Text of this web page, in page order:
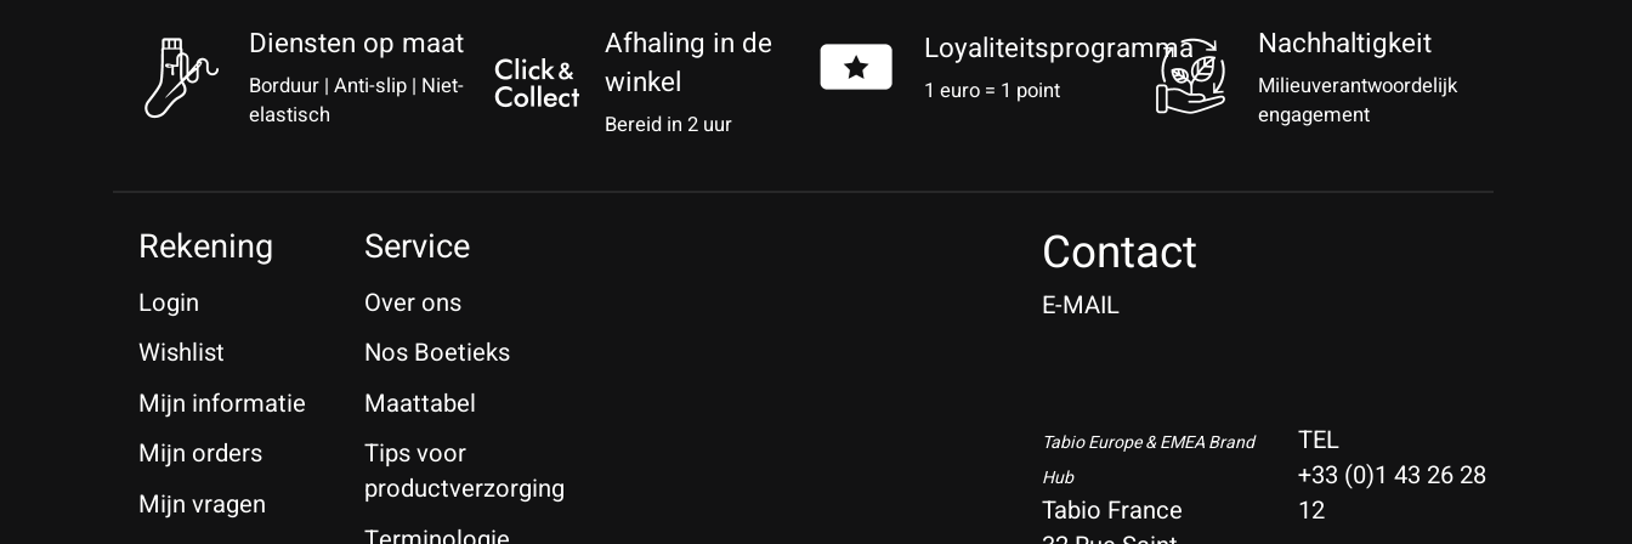
Diensten op maat
Borduur | Anti-slip | Niet-
elastisch
Afhaling in de
winkel
Bereid in 2 uur
Loyaliteitsprogramma
1 euro = 1 point
Nachhaltigkeit
Milieuverantwoordelijk
engagement
Rekening
Login
Wishlist
Mijn informatie
Mijn orders
Mijn vragen
Service
Over ons
Nos Boetieks
Maattabel
Tips voor
productverzorging
Contact
E-MAIL
Tabio Europe & EMEA Brand
Hub
Tabio France
TEL
+33 (0)1 43 26 28
12